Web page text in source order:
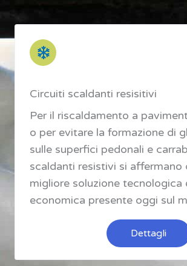
Circuiti scaldanti resisitivi
Per il riscaldamento a
o per evitare la formazione di
sulle superfici pedonali e
scaldanti resistivi si affermano
migliore soluzione tecnologica
economica presente oggi sul
Dettagli